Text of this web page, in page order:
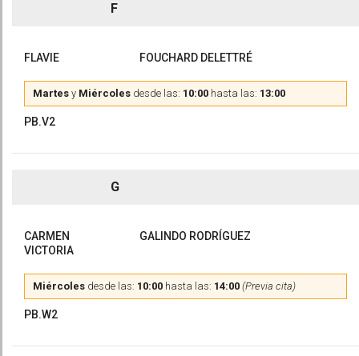
F
FLAVIE FOUCHARD DELETTRÉ
Martes y Miércoles desde las: 10:00 hasta las: 13:00
PB.V2
G
CARMEN
VICTORIA
GALINDO RODRÍGUEZ
Miércoles desde las: 10:00 hasta las: 14:00 (Previa cita)
PB.W2